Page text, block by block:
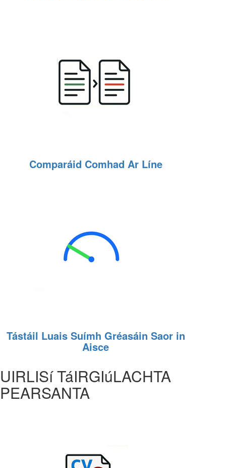
Comparáid Comhad Ar Líne
Tástáil Luais Suímh Gréasáin Saor in
Aisce
UIRLISí TáIRGIúLACHTA
PEARSANTA